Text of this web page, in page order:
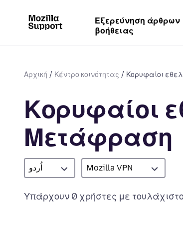
Εξερεύνηση άρθρων
βοήθειας
Αρχική Κέντρο κοινότητας Κορυφαίοι
Κορυφαίοι
Μετάφραση
اُردو Mozilla VPN
Υπάρχουν 0 χρήστες με